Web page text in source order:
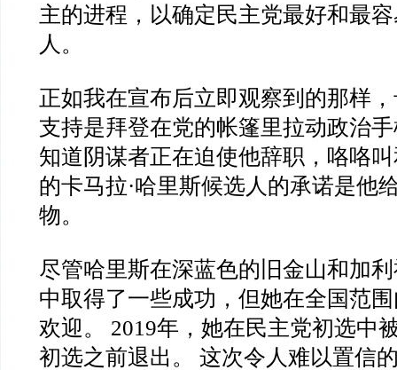
主的进程，以确定民主党最好和最
人。
正如我在宣布后立即观察到的那样
支持是拜登在党的帐篷里拉动政治
知道阴谋者正在迫使他辞职，咯咯
的卡马拉·哈里斯候选人的承诺是他
物。
尽管哈里斯在深蓝色的旧金山和加
中取得了一些成功，但她在全国范
欢迎。 2019年，她在民主党初选中
初选之前退出。 这次令人难以置信